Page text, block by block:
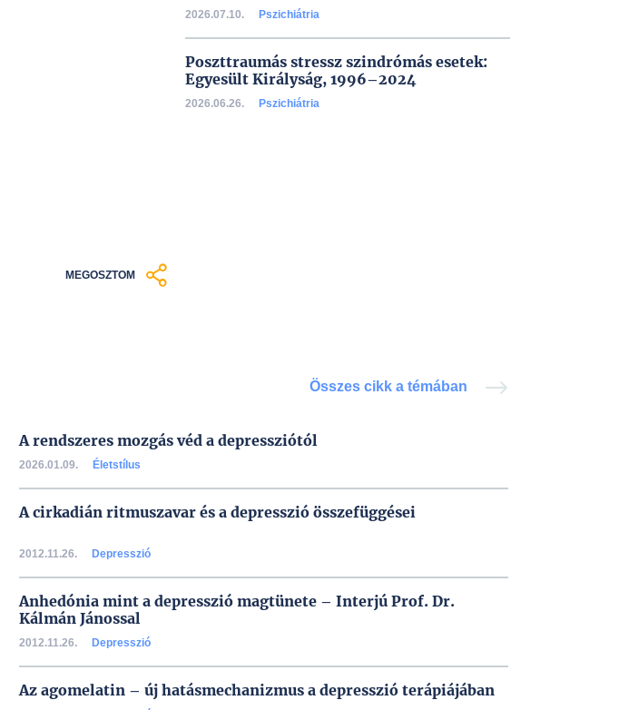
MEGOSZTOM
2026.07.10. Pszichiátria
Poszttraumás stressz szindrómás esetek:
Egyesült Királyság, 1996–2024
2026.06.26. Pszichiátria
Összes cikk a témában
A rendszeres mozgás véd a depressziótól
2026.01.09. Életstílus
A cirkadián ritmuszavar és a depresszió összefüggései
2012.11.26. Depresszió
Anhedónia mint a depresszió magtünete – Interjú Prof. Dr.
Kálmán Jánossal
2012.11.26. Depresszió
Az agomelatin – új hatásmechanizmus a depresszió terápiájában